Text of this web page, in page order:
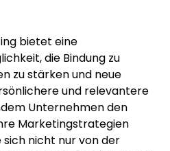
bietet eine
die Bindung zu
zu stärken und neue
und relevantere
Unternehmen den
Marketingstrategien
sich nicht nur von der